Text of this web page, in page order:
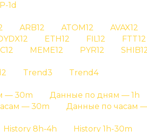
1d
ARB12 ATOM12 AVAX12
ETH12 FIL12 FTT12
MEME12 PYR12
Trend3
Trend4
— 30m
Данные по дням — 1h
— 30m
Данные по часам —
History 8h-4h History 1h-30m
aave на графике результатов и
Главная страница»